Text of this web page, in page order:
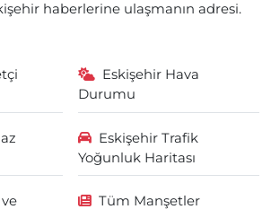
haberlerine ulaşmanın adresi.
Eskişehir Hava
Durumu
Eskişehir Trafik
Yoğunluk Haritası
Tüm Manşetler